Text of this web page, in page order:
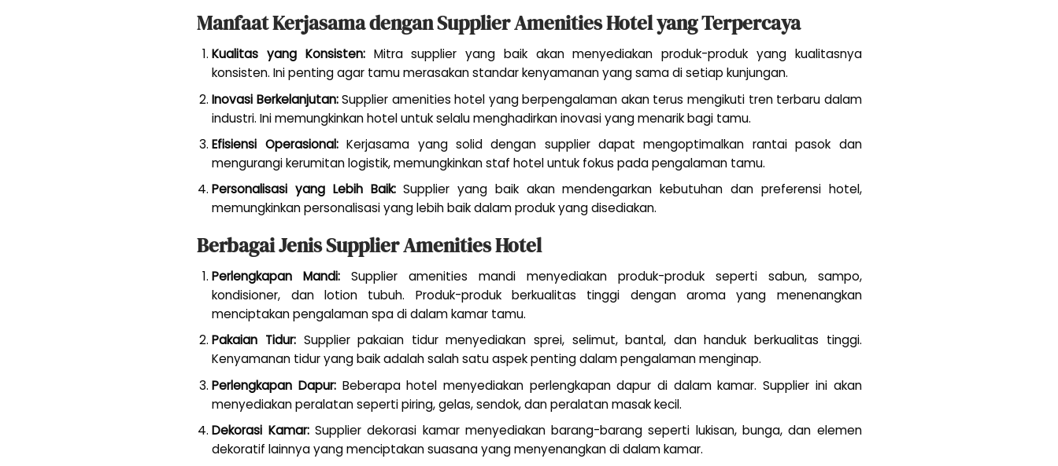
Manfaat Kerjasama dengan Supplier Amenities Hotel yang Terpercaya
Kualitas yang Konsisten:Mitra supplier yang baik akan menyediakan produk-produk yang kualitasnya
konsisten. Ini penting agar tamu merasakan standar kenyamanan yang sama di setiap kunjungan.
Inovasi Berkelanjutan:Supplier amenities hotel yang berpengalaman akan terus mengikuti tren terbaru dalam
industri. Ini memungkinkan hotel untuk selalu menghadirkan inovasi yang menarik bagi tamu.
Efisiensi Operasional:Kerjasama yang solid dengan supplier dapat mengoptimalkan rantai pasok dan
mengurangi kerumitan logistik, memungkinkan staf hotel untuk fokus pada pengalaman tamu.
Personalisasi yang Lebih Baik:Supplier yang baik akan mendengarkan kebutuhan dan preferensi hotel,
memungkinkan personalisasi yang lebih baik dalam produk yang disediakan.
Berbagai Jenis Supplier Amenities Hotel
Perlengkapan Mandi: Supplier amenities mandi menyediakan produk-produk seperti sabun, sampo,
kondisioner, dan lotion tubuh. Produk-produk berkualitas tinggi dengan aroma yang menenangkan
menciptakan pengalaman spa di dalam kamar tamu.
Pakaian Tidur: Supplier pakaian tidur menyediakan sprei, selimut, bantal, dan handuk berkualitas tinggi.
Kenyamanan tidur yang baik adalah salah satu aspek penting dalam pengalaman menginap.
Perlengkapan Dapur: Beberapa hotel menyediakan perlengkapan dapur di dalam kamar. Supplier ini akan
menyediakan peralatan seperti piring, gelas, sendok, dan peralatan masak kecil.
Dekorasi Kamar:Supplier dekorasi kamar menyediakan barang-barang seperti lukisan, bunga, dan elemen
dekoratif lainnya yang menciptakan suasana yang menyenangkan di dalam kamar.